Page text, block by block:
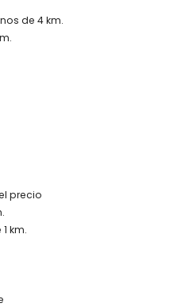
(a menos de 1000 metros
de la casa)
Sancti Petri), ruina (Sancti Petri) y
5 kilómetros del alojamiento)
y lugar histórico (Chiclana de
kilómetros del alojamiento)
1000 metros de la casa)
equitación, ciclismo de
(a menos de 5 kilómetros
kilómetros de la casa)
de 4 km.
precio
km.